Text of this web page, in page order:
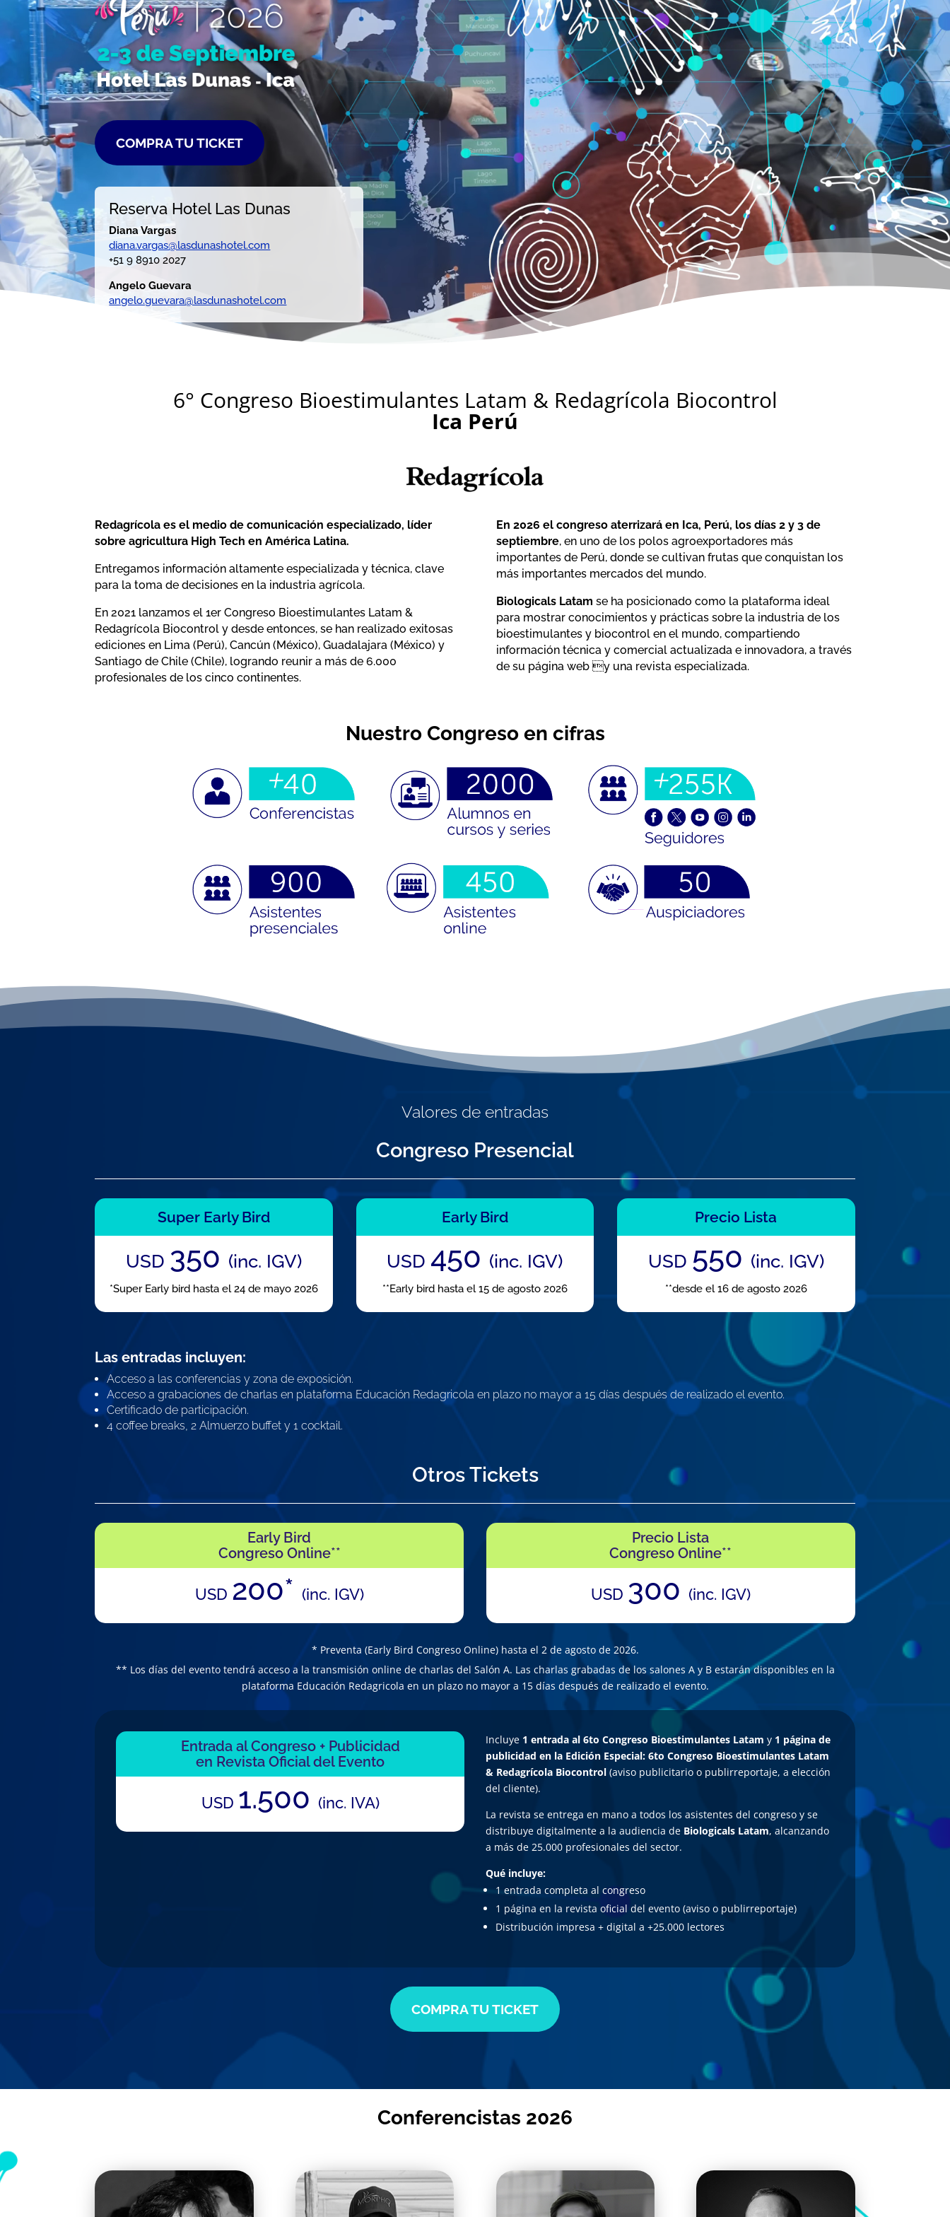
COMPRA TU TICKET
Reserva Hotel Las Dunas
Diana Vargas
diana.vargas@lasdunashotel.com
+51 9 8910 2027
Angelo Guevara
angelo.guevara@lasdunashotel.com
6° Congreso Bioestimulantes Latam & Redagrícola Biocontrol
Ica Perú
Redagrícola es el medio de comunicación especializado, líder
sobre agricultura High Tech en América Latina.
Entregamos información altamente especializada y técnica, clave
para la toma de decisiones en la industria agrícola.
En 2021 lanzamos el 1er Congreso Bioestimulantes Latam &
Redagrícola Biocontrol y desde entonces, se han realizado exitosas
ediciones en Lima (Perú), Cancún (México), Guadalajara (México) y
Santiago de Chile (Chile), logrando reunir a más de 6.000
profesionales de los cinco continentes.
En 2026 el congreso aterrizará en Ica, Perú, los días 2 y 3 de
septiembre, en uno de los polos agroexportadores más
importantes de Perú, donde se cultivan frutas que conquistan los
más importantes mercados del mundo.
Biologicals Latam se ha posicionado como la plataforma ideal
para mostrar conocimientos y prácticas sobre la industria de los
bioestimulantes y biocontrol en el mundo, compartiendo
información técnica y comercial actualizada e innovadora, a través
de su página web y una revista especializada.
Nuestro Congreso en cifras
Valores de entradas
Congreso Presencial
Super Early Bird
USD 350 (inc. IGV)
*Super Early bird hasta el 24 de mayo 2026
Early Bird
USD 450 (inc. IGV)
**Early bird hasta el 15 de agosto 2026
Precio Lista
USD 550 (inc. IGV)
**desde el 16 de agosto 2026
Las entradas incluyen:
Acceso a las conferencias y zona de exposición.
Acceso a grabaciones de charlas en plataforma Educación Redagricola en plazo no mayor a 15 días después de realizado el evento.
Certificado de participación.
4 coffee breaks, 2 Almuerzo buffet y 1 cocktail.
Otros Tickets
Early Bird
Congreso Online**
USD 200* (inc. IGV)
Precio Lista
Congreso Online**
USD 300 (inc. IGV)
* Preventa (Early Bird Congreso Online) hasta el 2 de agosto de 2026.
** Los días del evento tendrá acceso a la transmisión online de charlas del Salón A. Las charlas grabadas de los salones A y B estarán disponibles en la
plataforma Educación Redagricola en un plazo no mayor a 15 días después de realizado el evento.
Entrada al Congreso + Publicidad
en Revista Oficial del Evento
USD 1.500 (inc. IVA)
Incluye 1 entrada al 6to Congreso Bioestimulantes Latam y 1 página de
publicidad en la Edición Especial: 6to Congreso Bioestimulantes Latam
& Redagrícola Biocontrol (aviso publicitario o publirreportaje, a elección
del cliente).
La revista se entrega en mano a todos los asistentes del congreso y se
distribuye digitalmente a la audiencia de Biologicals Latam, alcanzando
a más de 25.000 profesionales del sector.
Qué incluye:
1 entrada completa al congreso
1 página en la revista oficial del evento (aviso o publirreportaje)
Distribución impresa + digital a +25.000 lectores
COMPRA TU TICKET
Conferencistas 2026